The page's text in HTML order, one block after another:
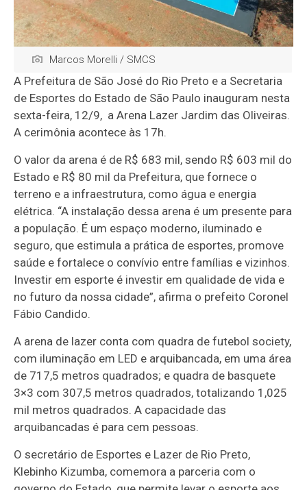
Marcos Morelli / SMCS
A Prefeitura de São José do Rio Preto e a Secretaria
de Esportes do Estado de São Paulo inauguram nesta
sexta-feira, 12/9, a Arena Lazer Jardim das Oliveiras.
A cerimônia acontece às 17h.
O valor da arena é de R$ 683 mil, sendo R$ 603 mil do
Estado e R$ 80 mil da Prefeitura, que fornece o
terreno e a infraestrutura, como água e energia
elétrica. “A instalação dessa arena é um presente para
a população. É um espaço moderno, iluminado e
seguro, que estimula a prática de esportes, promove
saúde e fortalece o convívio entre famílias e vizinhos.
Investir em esporte é investir em qualidade de vida e
no futuro da nossa cidade”, afirma o prefeito Coronel
Fábio Candido.
A arena de lazer conta com quadra de futebol society,
com iluminação em LED e arquibancada, em uma área
de 717,5 metros quadrados; e quadra de basquete
3×3 com 307,5 metros quadrados, totalizando 1,025
mil metros quadrados. A capacidade das
arquibancadas é para cem pessoas.
O secretário de Esportes e Lazer de Rio Preto,
Klebinho Kizumba, comemora a parceria com o